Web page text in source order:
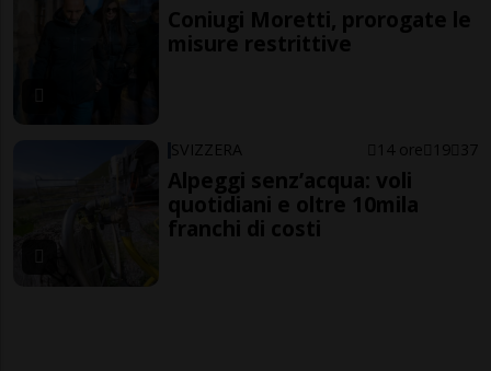
Coniugi Moretti, prorogate le
misure restrittive
SVIZZERA 14 ore 19 37
Alpeggi senz’acqua: voli
quotidiani e oltre 10mila
franchi di costi